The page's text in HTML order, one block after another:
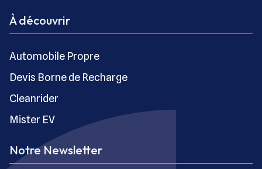
À découvrir
Automobile Propre
Devis Borne de Recharge
Cleanrider
Mister EV
Notre Newsletter